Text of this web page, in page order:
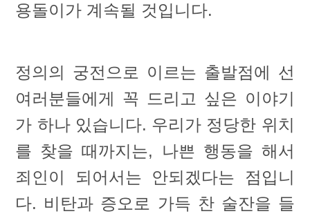
용돌이가 계속될 것입니다.
정의의 궁전으로 이르는 출발점에 선
여러분들에게 꼭 드리고 싶은 이야기
가 하나 있습니다. 우리가 정당한 위치
를 찾을 때까지는, 나쁜 행동을 해서
죄인이 되어서는 안되겠다는 점입니
다. 비탄과 증오로 가득 찬 술잔을 들